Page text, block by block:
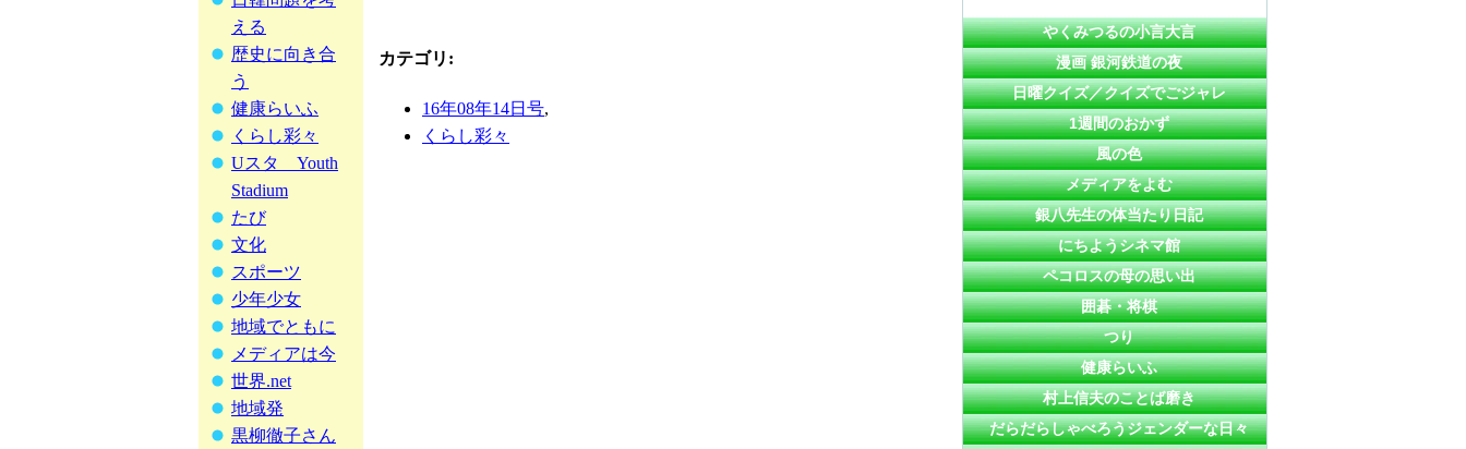
える
歴史に向き合
う
健康らいふ
くらし彩々
Uスタ Youth
Stadium
たび
文化
スポーツ
少年少女
地域でともに
メディアは今
世界.net
地域発
黒柳徹子さん
カテゴリ :
16年08年14日号,
くらし彩々
やくみつるの小言大言
漫画 銀河鉄道の夜
日曜クイズ／クイズでごジャレ
1週間のおかず
風の色
メディアをよむ
銀八先生の体当たり日記
にちようシネマ館
ペコロスの母の思い出
囲碁・将棋
つり
健康らいふ
村上信夫のことば磨き
だらだらしゃべろうジェンダーな日々